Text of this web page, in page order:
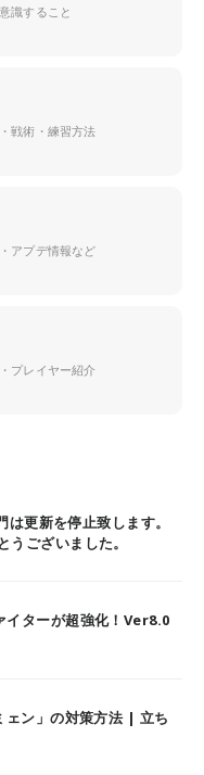
識すること
戦術・練習方法
アプデ情報など
プレイヤー紹介
更新を停止致します。
ございました。
イターが超強化！Ver8.0
ェン」の対策方法 | 立ち